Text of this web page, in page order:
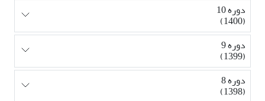
دوره 10
(1400)
دوره 9
(1399)
دوره 8
(1398)